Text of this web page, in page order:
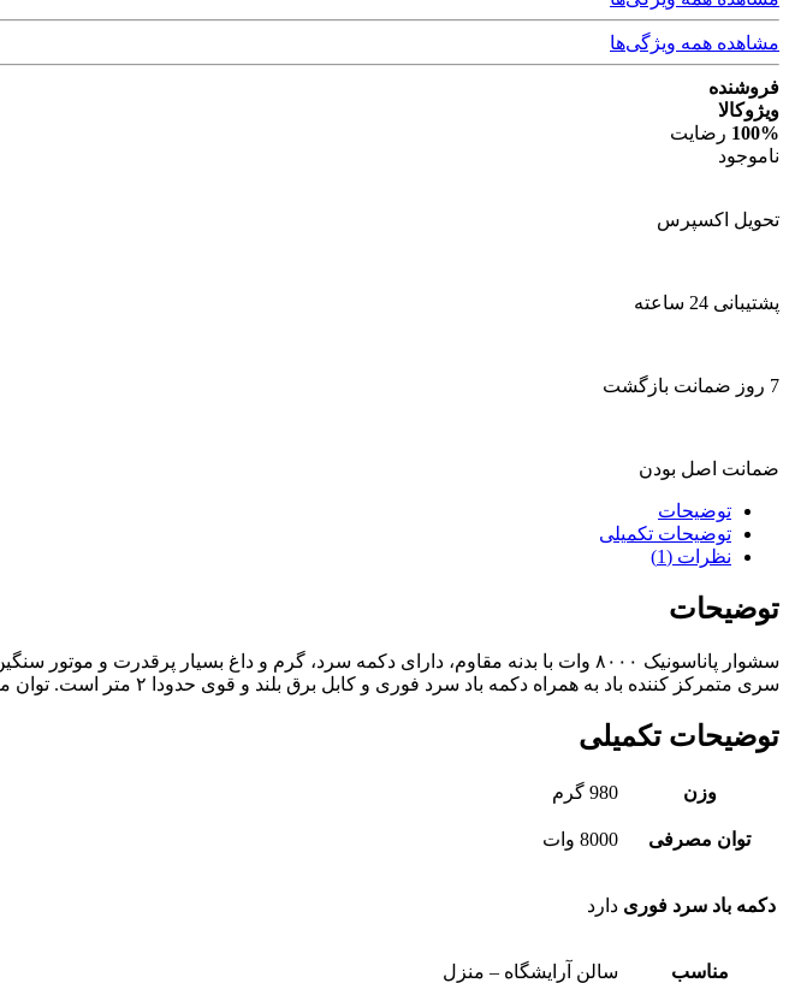
مشاهده همه ویژگی‌ها
فروشنده
ویژوکالا
100% رضایت
ناموجود
تحویل اکسپرس
پشتیبانی 24 ساعته
7 روز ضمانت بازگشت
ضمانت اصل بودن
توضیحات
توضیحات تکمیلی
نظرات (1)
توضیحات
سشوار پاناسونیک ۸۰۰۰ وات با بدنه مقاوم، دارای دکمه سرد، گرم و داغ بسیار
سری متمرکز کننده باد به همراه دکمه باد سرد فوری و کابل برق بلند و قوی حدودا ۲ متر است. توان مصرفی این سشوار ۸۰۰۰ وات می باشد.
توضیحات تکمیلی
وزن 980 گرم
توان مصرفی 8000 وات
دکمه باد سرد فوری دارد
مناسب سالن آرایشگاه – منزل